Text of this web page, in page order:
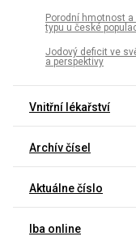
Porodní hmotnost
typu u české
Jodový deficit ve
a perspektivy
Vnitřní lékařství
Archív čísel
Aktuálne číslo
Iba online